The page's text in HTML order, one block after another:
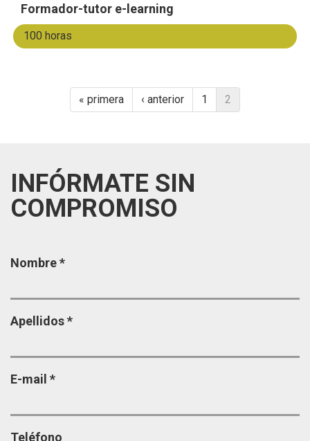
Formador-tutor e-learning
100 horas
« primera ‹ anterior 1 2
INFÓRMATE SIN
COMPROMISO
Nombre*
Apellidos*
E-mail *
Teléfono